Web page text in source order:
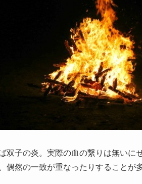
双子の炎。実際の血の繋りは無いに
偶然の一致が重なったりすることが